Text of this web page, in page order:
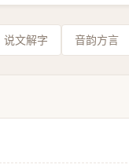
说文解字 音韵方言